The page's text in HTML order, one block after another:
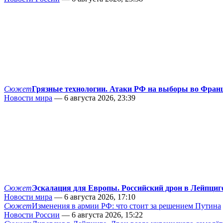
СюжетГрязные технологии. Атаки РФ на выборы во
Новости мира — 6 августа 2026, 23:39
СюжетЭскалация для Европы. Российский дрон в
Новости мира — 6 августа 2026, 17:10
СюжетИзменения в армии РФ: что стоит за решением Путина
Новости России — 6 августа 2026, 15:22